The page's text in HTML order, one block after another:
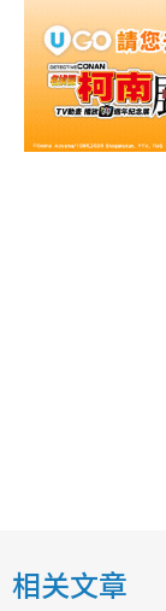
相关文章